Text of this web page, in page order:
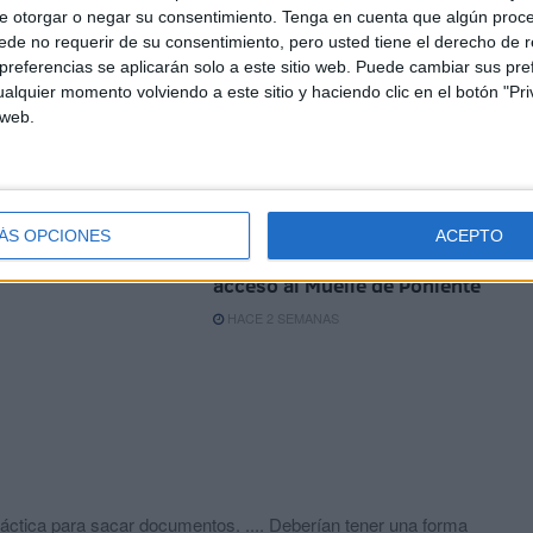
otorgar o negar su consentimiento. Tenga en cuenta que algún
no requerir de su consentimiento, pero usted tiene el derecho de
se aplicarán solo a este sitio web. Puede cambiar sus
momento volviendo a este sitio y haciendo clic en el botón
OPCIONES ACEPTO
'Volando voy, volando
vengo': un vehículo con
hachís que no llegó a su
El Puerto de Ceuta pone en
reforzar la seguridad de
acceso al Muelle de Poniente
HACE 2 SEMANAS
para sacar documentos. .... Deberían tener una forma